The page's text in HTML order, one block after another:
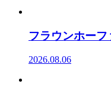
フラウンホー
2026.08.06